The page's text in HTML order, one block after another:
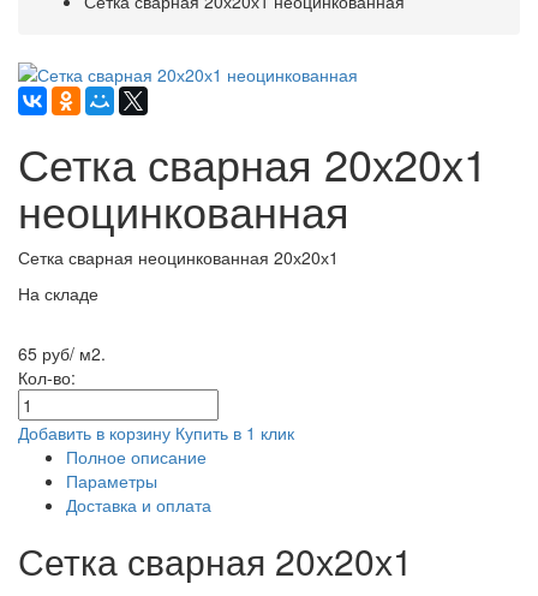
Сетка сварная 20х20х1
неоцинкованная
Сетка сварная неоцинкованная 20х20х1
На складе
65 руб/ м2.
Кол-во:
Добавить в корзину Купить в 1 клик
Полное описание
Параметры
Доставка и оплата
Сетка сварная 20х20х1